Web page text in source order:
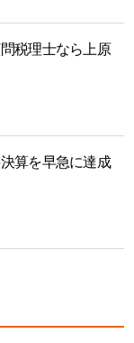
税理士なら上原
算を早急に達成